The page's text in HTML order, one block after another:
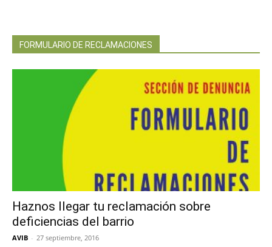
FORMULARIO DE RECLAMACIONES
Haznos llegar tu reclamación sobre
deficiencias del barrio
AVIB - 27 septiembre, 2016